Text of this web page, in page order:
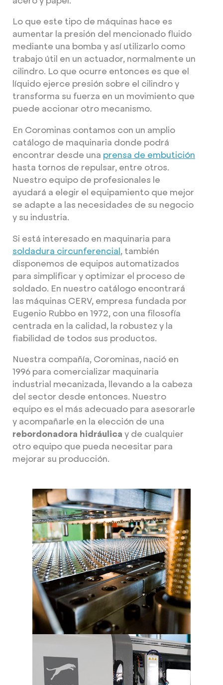
Lo que este tipo de máquinas hace es
aumentar la presión del mencionado fluido
mediante una bomba y así utilizarlo como
trabajo útil en un actuador, normalmente un
cilindro. Lo que ocurre entonces es que el
líquido ejerce presión sobre el cilindro y
transforma su fuerza en un movimiento que
puede accionar otro mecanismo.
En Corominas contamos con un amplio
catálogo de maquinaria donde podrá
encontrar desde una prensa de embutición
hasta tornos de repulsar, entre otros.
Nuestro equipo de profesionales le
ayudará a elegir el equipamiento que mejor
se adapte a las necesidades de su negocio
y su industria.
Si está interesado en maquinaria para
soldadura circunferencial, también
disponemos de equipos automatizados
para simplificar y optimizar el proceso de
soldado. En nuestro catálogo encontrará
las máquinas CERV, empresa fundada por
Eugenio Rubbo en 1972, con una filosofía
centrada en la calidad, la robustez y la
fiabilidad de todos sus productos.
Nuestra compañía, Corominas, nació en
1996 para comercializar maquinaria
industrial mecanizada, llevando a la cabeza
del sector desde entonces. Nuestro
equipo es el más adecuado para asesorarle
y acompañarle en la elección de una
rebordonadora hidráulica y de cualquier
otro equipo que pueda necesitar para
mejorar su producción.